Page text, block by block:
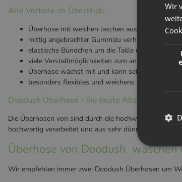
Alle Vorteile im Überblick:
Überhose mit weichen laschen aus Microfleece
mittig angebrachter Gummizu verhindert das
elastische Bündchen um die Taille und an den
viele Verstellmöglichkeiten zum anpassen der
Überhose wächst mit und kann sehr lange
besonders flexibles und weichens PUL
Doodush Überhose - die beste Alternative zu
Die Überhosen von sind durch die hochwertige
hochwertig verarbeitet und aus sehr dünnem,
Überhose von Doodush
Wir empfehlen immer zwei Doodush Überhosen um
Wir